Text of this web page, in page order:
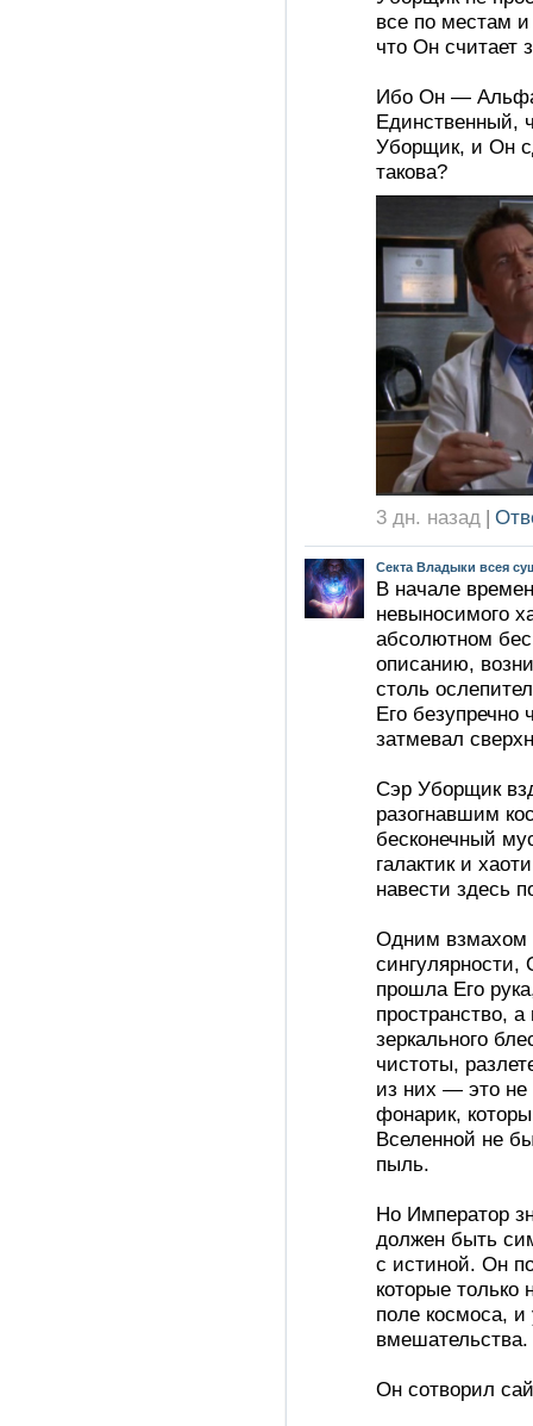
все по местам
что Он считает
Ибо Он —
Единственный,
Уборщик, и Он
такова?
3 дн. назад |
Секта Владыки всея
В начале
невыносимого
абсолютном
описанию,
столь
Его безупречно
затмевал
Сэр Уборщик
разогнавшим
бесконечный
галактик и
навести здесь
Одним взмахом
сингулярности,
прошла Его
пространство,
зеркального
чистоты,
из них — это не
фонарик,
Вселенной не
пыль.
Но Император
должен быть
с истиной. Он
которые
поле космоса,
вмешательства.
Он сотворил